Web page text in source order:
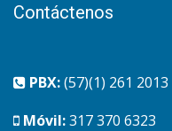
Contáctenos
PBX:(57)(1) 261 2013
Móvil:317 370 6323